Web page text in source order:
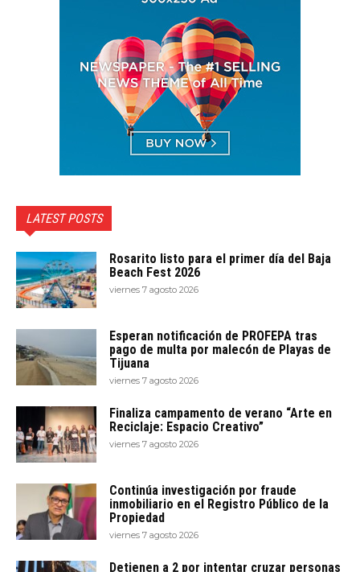
LATEST POSTS
Rosarito listo para el primer día del Baja
Beach Fest 2026
viernes 7 agosto 2026
Esperan notificación de PROFEPA tras
pago de multa por malecón de Playas de
Tijuana
viernes 7 agosto 2026
Finaliza campamento de verano “Arte en
Reciclaje: Espacio Creativo”
viernes 7 agosto 2026
Continúa investigación por fraude
inmobiliario en el Registro Público de la
Propiedad
viernes 7 agosto 2026
Detienen a 2 por intentar cruzar personas